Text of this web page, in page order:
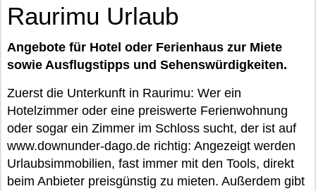
Raurimu Urlaub
Angebote für Hotel oder Ferienhaus zur Miete
sowie Ausflugstipps und Sehenswürdigkeiten.
Zuerst die Unterkunft in Raurimu: Wer ein
Hotelzimmer oder eine preiswerte Ferienwohnung
oder sogar ein Zimmer im Schloss sucht, der ist auf
www.downunder-dago.de richtig: Angezeigt werden
Urlaubsimmobilien, fast immer mit den Tools, direkt
beim Anbieter preisgünstig zu mieten. Außerdem gibt